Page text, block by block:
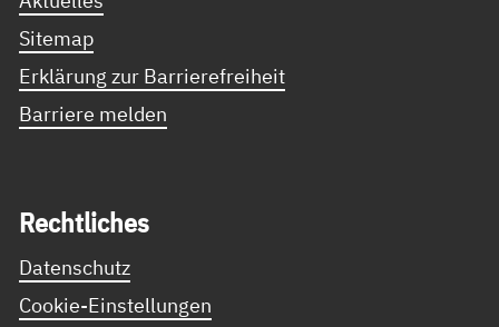
Sitemap
Erklärung zur Barrierefreiheit
Barriere melden
Recht­li­ches
Datenschutz
Cookie-Einstellungen